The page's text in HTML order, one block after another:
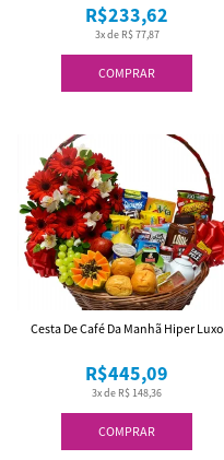
COMPRAR
3x de R$ 77,87
R$233,62
COMPRAR
3x de R$ 148,36
R$445,09
Cesta De Café Da Manhã Hiper Luxo